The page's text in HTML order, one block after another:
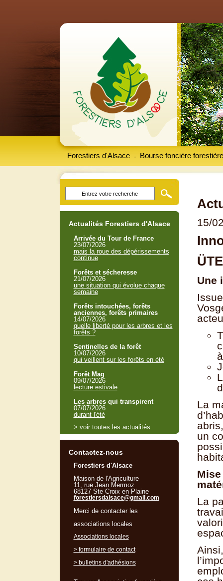
Forestiers d'Alsace Bourse foncière forestière
-
15/
Une
La
un
La
Actualités Forestiers d'Alsace
Arrivée du Tour de France
23/07/2026
mais la roue des dépérissements
continue
Forêts et sécheresse
21/07/2026
une situation qui évolue chaque
semaine
Forêts intouchées, forêts
anciennes, forêts primaires
14/07/2026
quelle liberté pour les arbres et les
forêts ?
Sentinelles de la forêt
10/07/2026
qui veillent sur les forêts en été
Forêt Mag
09/07/2026
lecture estivale
Les arbres qui transpirent
07/07/2026
durant l'été
> voir toutes les actualités
Contactez-nous
Forestiers d'Alsace
Maison de l'Agriculture
11, rue Jean Mermoz
68127 Ste Croix en Plaine
forestiersdalsace@gmail.com
Merci de contacter les
associations locales
Associations locales
> formulaire de contact
> bulletins d'adhésions